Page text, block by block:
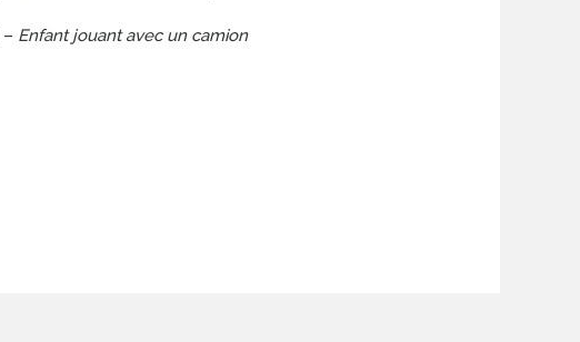
Enfant jouant avec un camion